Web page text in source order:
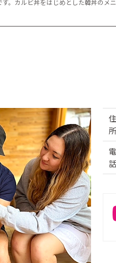
。カルビ丼をはじめとした韓丼のメ
住
所
電
話